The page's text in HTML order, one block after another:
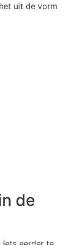
uit de vorm
de